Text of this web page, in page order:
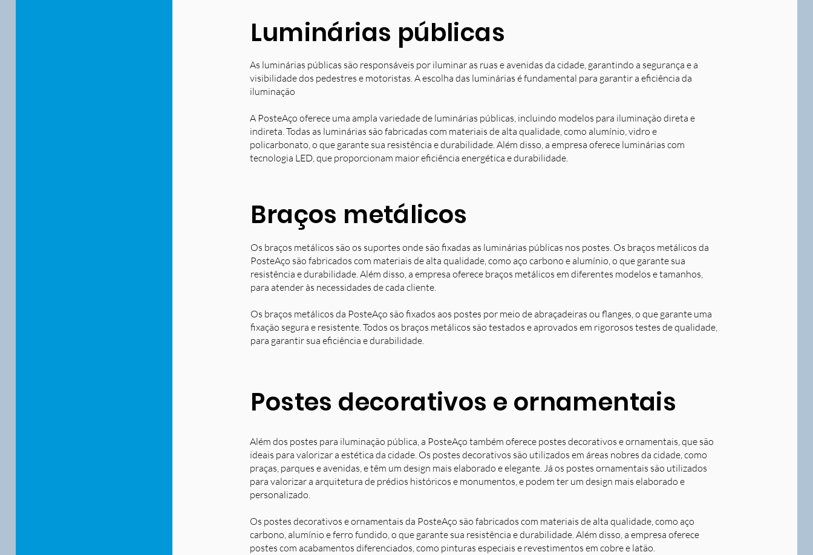
Luminárias públicas
As luminárias públicas são responsáveis por iluminar as ruas e avenidas da cidade, garantindo a segurança e a
visibilidade dos pedestres e motoristas. A escolha das luminárias é fundamental para garantir a eficiência da
iluminação
A PosteAço oferece uma ampla variedade de luminárias públicas, incluindo modelos para iluminação direta e
indireta. Todas as luminárias são fabricadas com materiais de alta qualidade, como alumínio, vidro e
policarbonato, o que garante sua resistência e durabilidade. Além disso, a empresa oferece luminárias com
tecnologia LED, que proporcionam maior eficiência energética e durabilidade.
Braços metálicos
Os braços metálicos são os suportes onde são fixadas as luminárias públicas nos postes. Os braços metálicos da
PosteAço são fabricados com materiais de alta qualidade, como aço carbono e alumínio, o que garante sua
resistência e durabilidade. Além disso, a empresa oferece braços metálicos em diferentes modelos e tamanhos,
para atender às necessidades de cada cliente.
Os braços metálicos da PosteAço são fixados aos postes por meio de abraçadeiras ou flanges, o que garante uma
fixação segura e resistente. Todos os braços metálicos são testados e aprovados em rigorosos testes de qualidade,
para garantir sua eficiência e durabilidade.
Postes decorativos e ornamentais
Além dos postes para iluminação pública, a PosteAço também oferece postes decorativos e ornamentais, que são
ideais para valorizar a estética da cidade. Os postes decorativos são utilizados em áreas nobres da cidade, como
praças, parques e avenidas, e têm um design mais elaborado e elegante. Já os postes ornamentais são utilizados
para valorizar a arquitetura de prédios históricos e monumentos, e podem ter um design mais elaborado e
personalizado.
Os postes decorativos e ornamentais da PosteAço são fabricados com materiais de alta qualidade, como aço
carbono, alumínio e ferro fundido, o que garante sua resistência e durabilidade. Além disso, a empresa oferece
postes com acabamentos diferenciados, como pinturas especiais e revestimentos em cobre e latão.